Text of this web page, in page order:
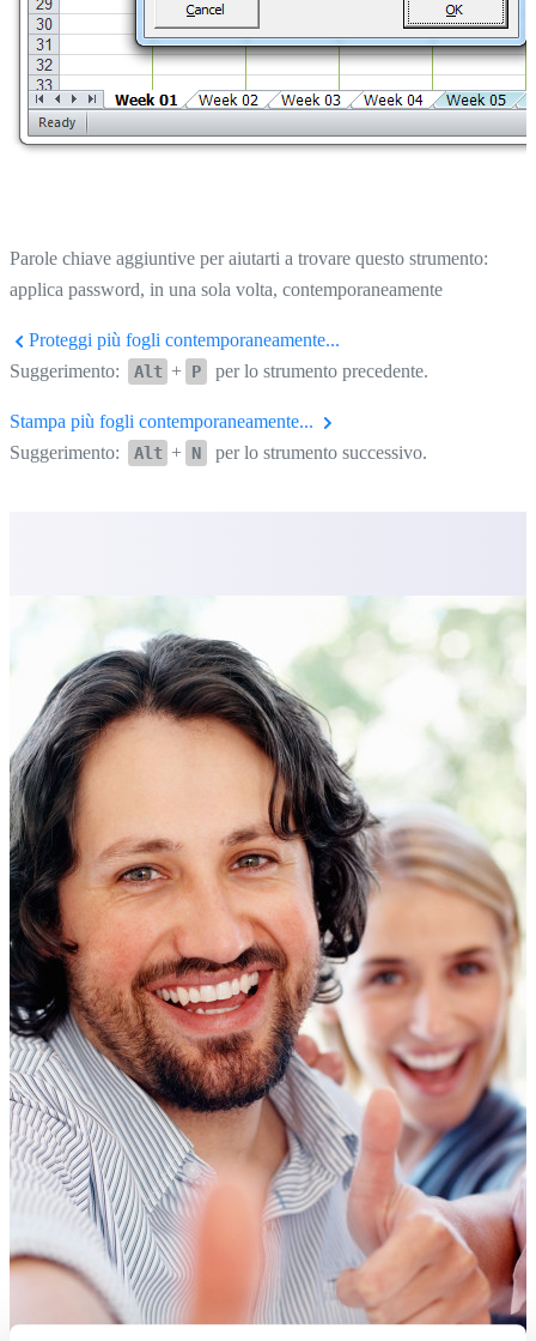
Parole chiave aggiuntive per aiutarti a trovare questo strumento:
applica password, in una sola volta, contemporaneamente
Proteggi più fogli contemporaneamente...
Suggerimento:
Alt + P per lo strumento precedente.
Stampa più fogli contemporaneamente...
Suggerimento:
Alt + N per lo strumento successivo.